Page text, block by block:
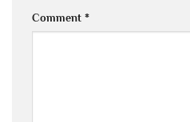
Comment *